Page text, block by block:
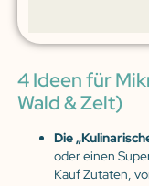
4 Ideen für
Wald & Zelt)
Die
oder einen
Kauf Zutaten,